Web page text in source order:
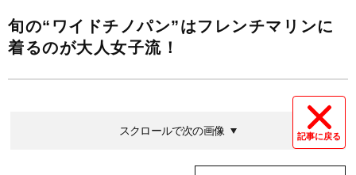
旬の“ワイドチノパン”はフレンチマリンに
着るのが大人女子流！
記事に戻る
スクロールで次の画像